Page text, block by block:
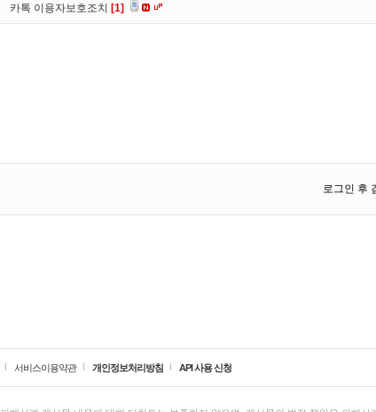
카톡 이용자보호조치 [1]
로그인 후
서비스이용약관 개인정보처리방침 API 사용 신청